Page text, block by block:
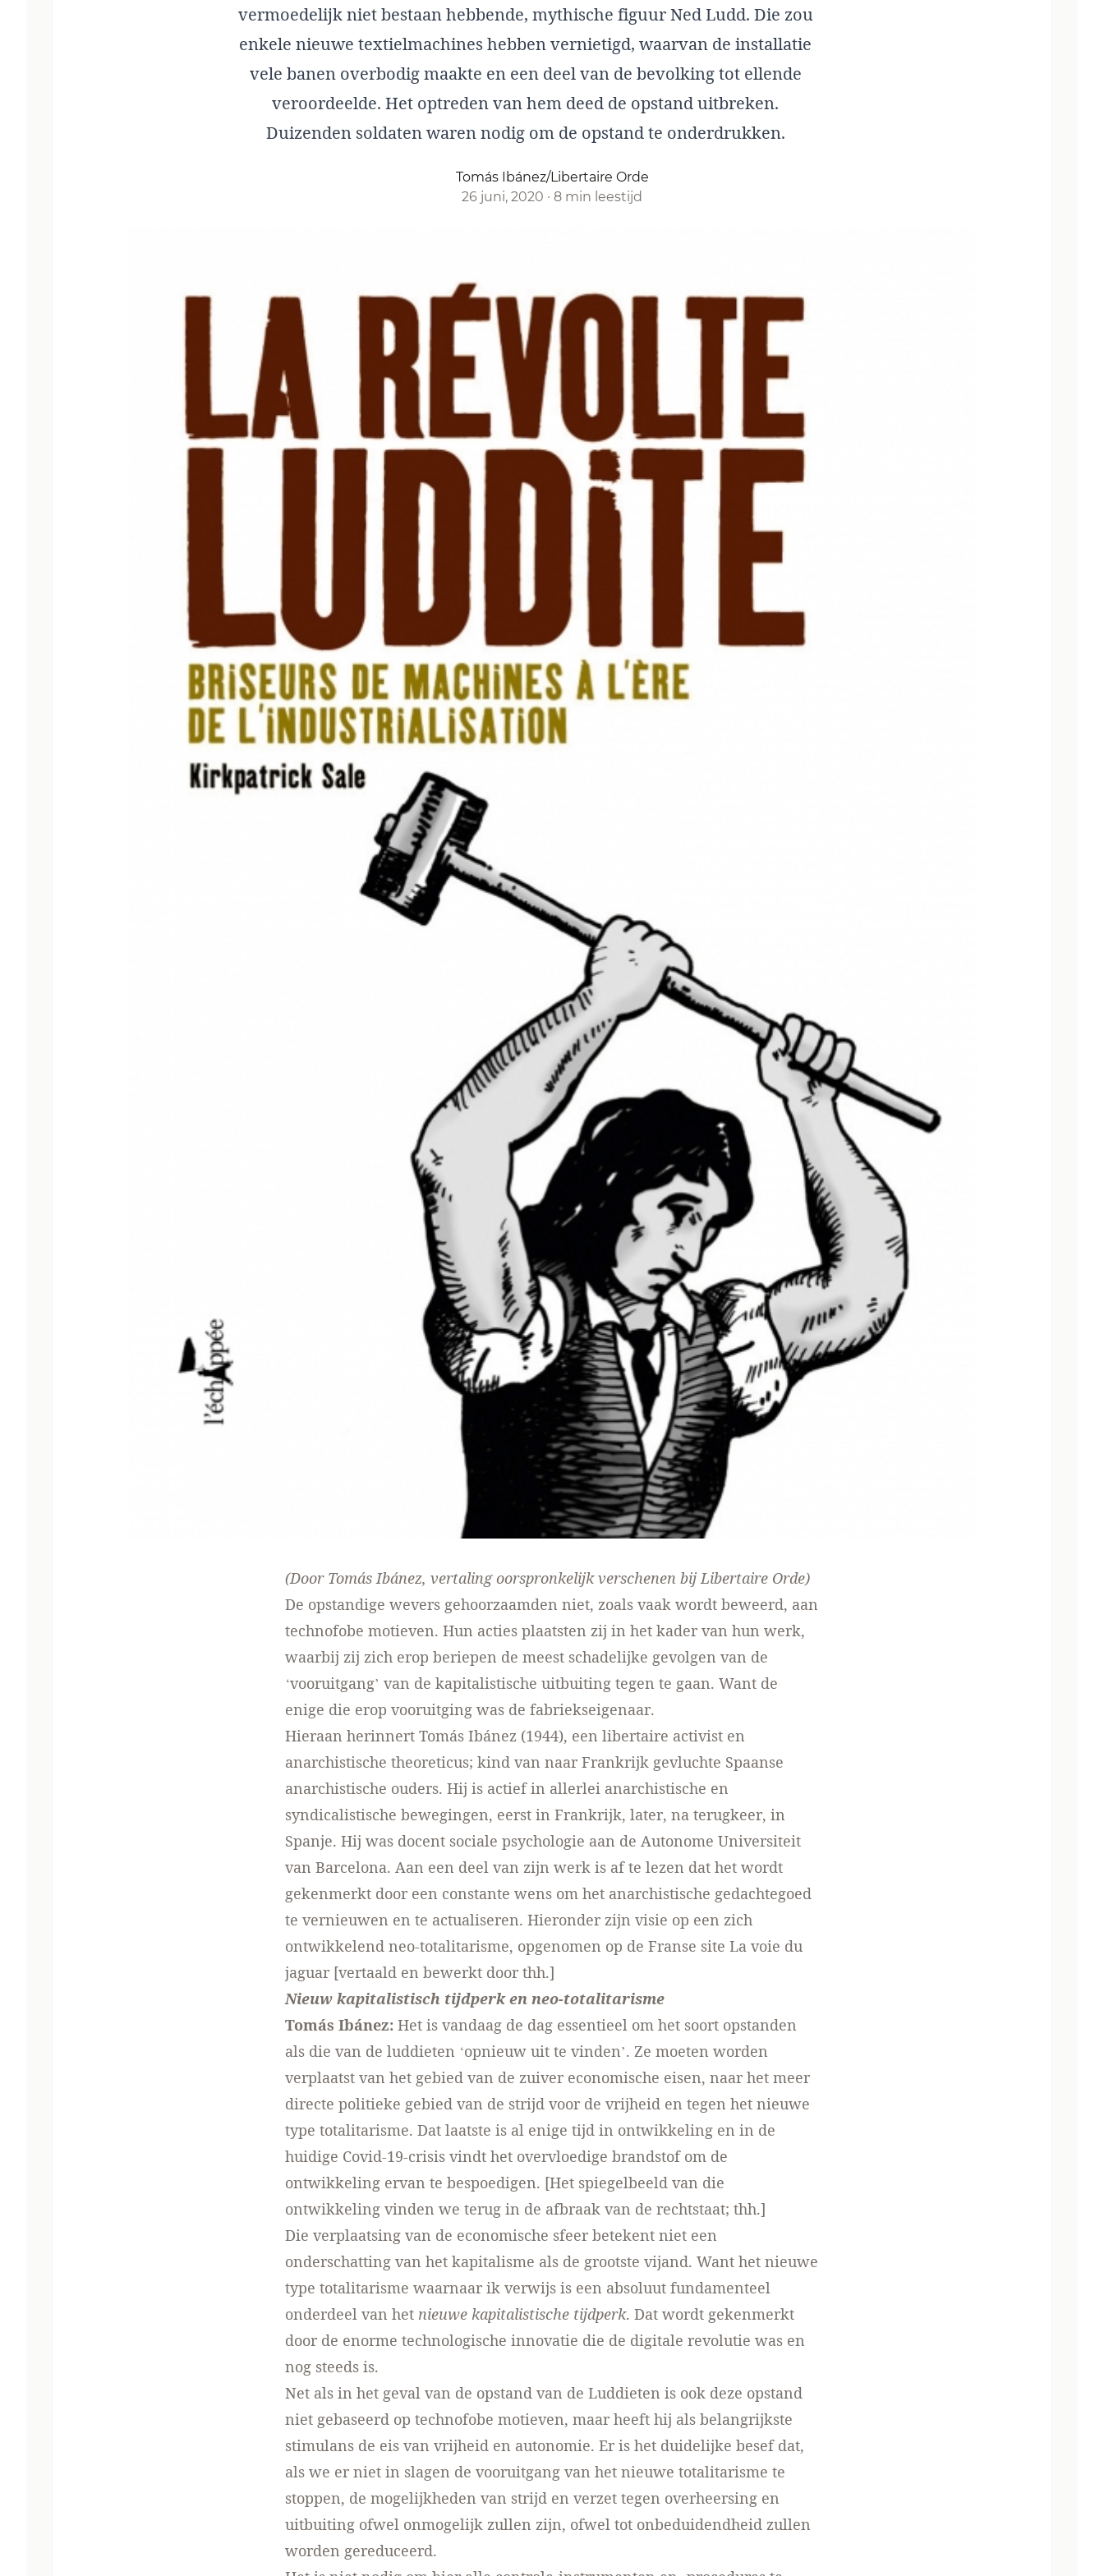
vermoedelijk niet bestaan hebbende, mythische figuur Ned Ludd. Die zou
enkele nieuwe textielmachines hebben vernietigd, waarvan de installatie
vele banen overbodig maakte en een deel van de bevolking tot ellende
veroordeelde. Het optreden van hem deed de opstand uitbreken.
Duizenden soldaten waren nodig om de opstand te onderdrukken.
Tomás Ibánez/Libertaire Orde
26 juni, 2020 · 8 min leestijd
(Door Tomás Ibánez, vertaling oorspronkelijk verschenen bij Libertaire Orde)
De opstandige wevers gehoorzaamden niet, zoals vaak wordt beweerd, aan
technofobe motieven. Hun acties plaatsten zij in het kader van hun werk,
waarbij zij zich erop beriepen de meest schadelijke gevolgen van de
‘vooruitgang’ van de kapitalistische uitbuiting tegen te gaan. Want de
enige die erop vooruitging was de fabriekseigenaar.
Hieraan herinnert Tomás Ibánez (1944), een libertaire activist en
anarchistische theoreticus; kind van naar Frankrijk gevluchte Spaanse
anarchistische ouders. Hij is actief in allerlei anarchistische en
syndicalistische bewegingen, eerst in Frankrijk, later, na terugkeer, in
Spanje. Hij was docent sociale psychologie aan de Autonome Universiteit
van Barcelona. Aan een deel van zijn werk is af te lezen dat het wordt
gekenmerkt door een constante wens om het anarchistische gedachtegoed
te vernieuwen en te actualiseren. Hieronder zijn visie op een zich
ontwikkelend neo-totalitarisme, opgenomen op de Franse site La voie du
jaguar [vertaald en bewerkt door thh.]
Nieuw kapitalistisch tijdperk en neo-totalitarisme
Tomás Ibánez: Het is vandaag de dag essentieel om het soort opstanden
als die van de luddieten ‘opnieuw uit te vinden’. Ze moeten worden
verplaatst van het gebied van de zuiver economische eisen, naar het meer
directe politieke gebied van de strijd voor de vrijheid en tegen het nieuwe
type totalitarisme. Dat laatste is al enige tijd in ontwikkeling en in de
huidige Covid-19-crisis vindt het overvloedige brandstof om de
ontwikkeling ervan te bespoedigen. [Het spiegelbeeld van die
ontwikkeling vinden we terug in de afbraak van de rechtstaat; thh.]
Die verplaatsing van de economische sfeer betekent niet een
onderschatting van het kapitalisme als de grootste vijand. Want het nieuwe
type totalitarisme waarnaar ik verwijs is een absoluut fundamenteel
onderdeel van het nieuwe kapitalistische tijdperk. Dat wordt gekenmerkt
door de enorme technologische innovatie die de digitale revolutie was en
nog steeds is.
Net als in het geval van de opstand van de Luddieten is ook deze opstand
niet gebaseerd op technofobe motieven, maar heeft hij als belangrijkste
stimulans de eis van vrijheid en autonomie. Er is het duidelijke besef dat,
als we er niet in slagen de vooruitgang van het nieuwe totalitarisme te
stoppen, de mogelijkheden van strijd en verzet tegen overheersing en
uitbuiting ofwel onmogelijk zullen zijn, ofwel tot onbeduidendheid zullen
worden gereduceerd.